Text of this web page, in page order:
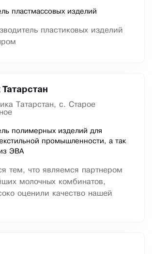
пластмассовых изделий
пластиковых изделий
Татарстан
Татарстан, с. Старое
полимерных изделий для
промышленности, а так
ЭВА
тем, что являемся партнером
молочных комбинатов,
оценили качество нашей